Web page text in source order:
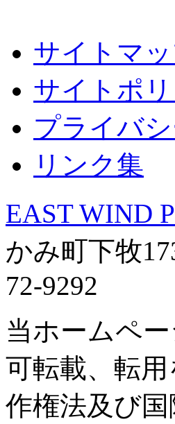
サイトマ
サイトポ
プライバ
リンク集
EAST WIND
かみ町下牧
72-9292
当ホームペ
可転載、転
作権法及び